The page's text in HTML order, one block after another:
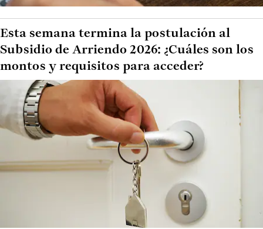
Esta semana termina la postulación al
Subsidio de Arriendo 2026: ¿Cuáles son los
montos y requisitos para acceder?